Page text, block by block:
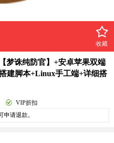
收藏
梦诛纯防官】+安卓苹果双端
建脚本+Linux手工端+详细搭
VIP折扣
请退款。